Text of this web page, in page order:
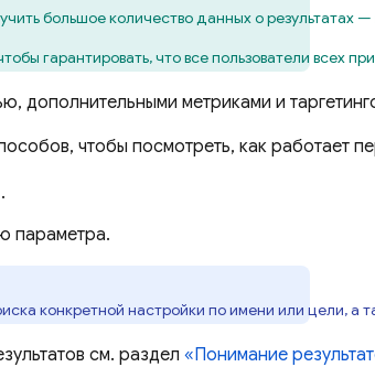
большое количество данных о
гарантировать, что все пользователи всех
метриками и
чтобы посмотреть, как работает
.
параметра.
конкретной настройки по имени или цели, а
см. раздел «Понимание